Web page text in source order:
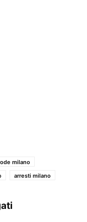
milano
arresti milano